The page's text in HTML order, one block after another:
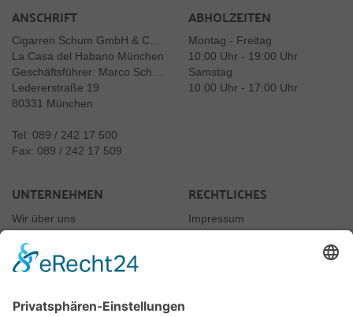
ANSCHRIFT
Cigarren Schum GmbH & Co. KG
La Casa del Habano München
Geschäftsführer: Marco Schum
Ledererstraße 19
80331 München
Tel: 089 / 242 17 500
Fax: 089 / 242 17 509
ABHOLZEITEN
Montag - Freitag
10:00 Uhr - 19:00 Uhr
Samstag
10:00 Uhr - 17:00 Uhr
UNTERNEHMEN
Wir über uns
Kontakt
RECHTLICHES
Impressum